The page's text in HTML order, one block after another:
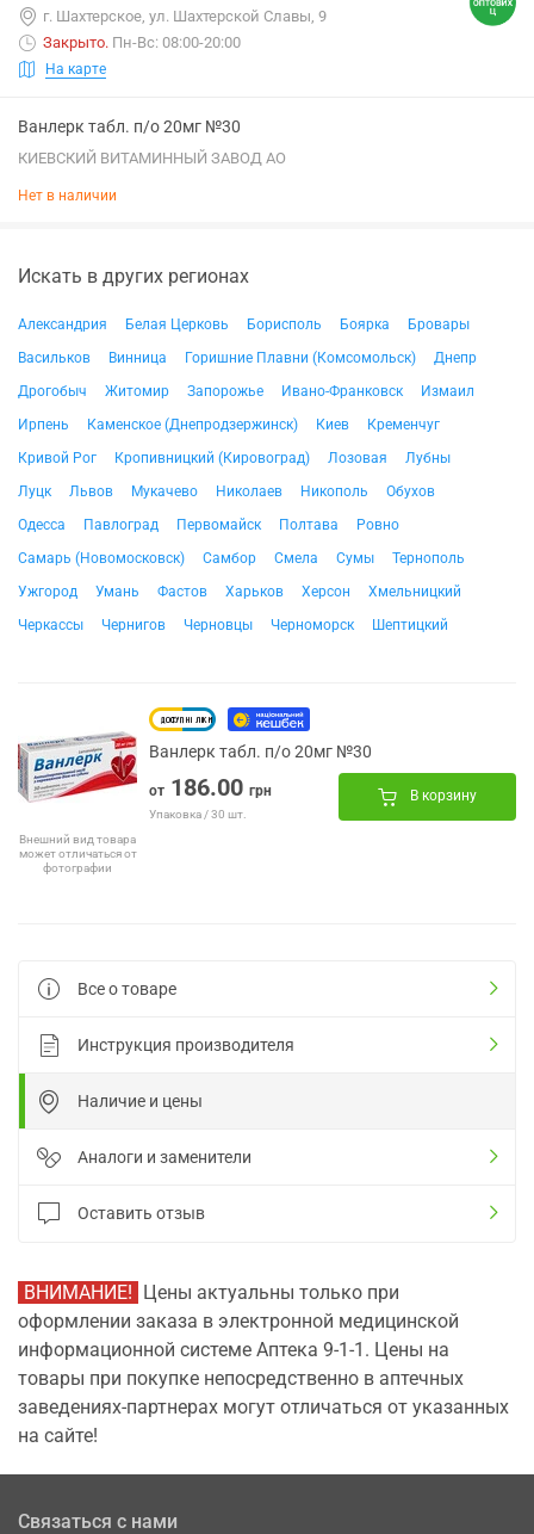
г. Шахтерское, ул. Шахтерской Славы, 9
Закрыто. Пн-Вс: 08:00-20:00
На карте
Ванлерк табл. п/о 20мг №30
КИЕВСКИЙ ВИТАМИННЫЙ ЗАВОД АО
Нет в наличии
Искать в других регионах
Александрия Белая Церковь Борисполь Боярка
Бровары
Васильков
Винница Горишние Плавни (Комсомольск)
Днепр
Дрогобыч
Житомир Запорожье Ивано-Франковск
Измаил
Ирпень
Каменское (Днепродзержинск) Киев
Кременчуг
Кривой Рог
Кропивницкий (Кировоград) Лозовая
Лубны
Луцк
Львов Мукачево Николаев Никополь
Обухов
Одесса
Павлоград Первомайск Полтава
Ровно
Самарь (Новомосковск)
Самбор Смела Сумы
Тернополь
Ужгород
Умань Фастов Харьков Херсон
Хмельницкий
Черкассы
Чернигов Черновцы Черноморск Шептицкий
Внешний вид товара
может отличаться от
фотографии
Ванлерк табл. п/о 20мг №30
от 186.00 грн
Упаковка / 30 шт.
В корзину
Все о товаре
Инструкция производителя
Наличие и цены
Аналоги и заменители
Оставить отзыв
ВНИМАНИЕ! Цены актуальны только при
оформлении заказа в электронной медицинской
информационной системе Аптека 9-1-1. Цены на
товары при покупке непосредственно в аптечных
заведениях-партнерах могут отличаться от указанных
на сайте!
Связаться с нами